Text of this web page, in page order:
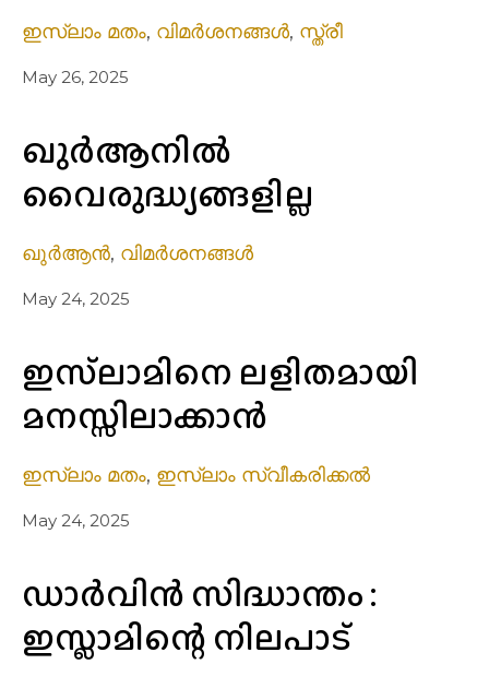
ഇസ്ലാം മതം, വിമർശനങ്ങൾ, സ്ത്രീ
May 26, 2025
ഖുർആനിൽ
വൈരുദ്ധ്യങ്ങളില്ല
ഖുർആൻ, വിമർശനങ്ങൾ
May 24, 2025
ഇസ്‌ലാമിനെ ലളിതമായി
മനസ്സിലാക്കാന്‍
ഇസ്ലാം മതം, ഇസ്ലാം സ്വീകരിക്കൽ
May 24, 2025
ഡാർവിൻ സിദ്ധാന്തം :
ഇസ്ലാമിന്റെ നിലപാട്